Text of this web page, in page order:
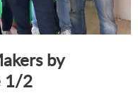
by
1/2